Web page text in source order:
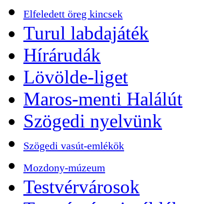
Elfeledett öreg kincsek
Turul labdajáték
Hírárudák
Lövölde-liget
Maros-menti Halálút
Szögedi nyelvünk
Szögedi vasút-emlékök
Mozdony-múzeum
Testvérvárosok